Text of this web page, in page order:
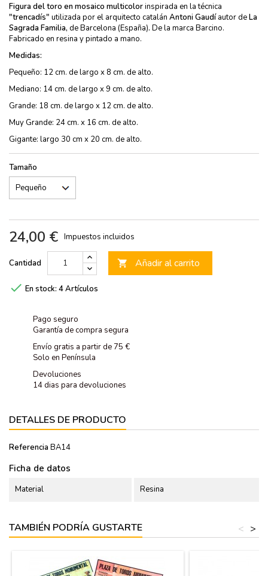
Figura del toro en mosaico multicolorinspirada en la técnica
"trencadís" utilizada por el arquitecto catalán Antoni Gaudíautor deLa
Sagrada Familia, de Barcelona (España). De la marca Barcino.
Fabricado en resina y pintado a mano.
Medidas:
Pequeño: 12 cm. de largo x 8 cm. de alto.
Mediano: 14 cm. de largo x 9 cm. de alto.
Grande: 18 cm. de largo x 12 cm. de alto.
Muy Grande: 24 cm. x 16 cm. de alto.
Gigante: largo 30 cm x 20 cm. de alto.
Tamaño
24,00 € Impuestos incluidos
Cantidad  Añadir al carrito
 En stock: 4 Artículos
Pago seguro
Garantía de compra segura
Envío gratis a partir de 75 €
Solo en Península
Devoluciones
14 dias para devoluciones
DETALLES DE PRODUCTO
Referencia BA14
Ficha de datos
Material Resina
TAMBIÉN PODRÍA GUSTARTE >
<